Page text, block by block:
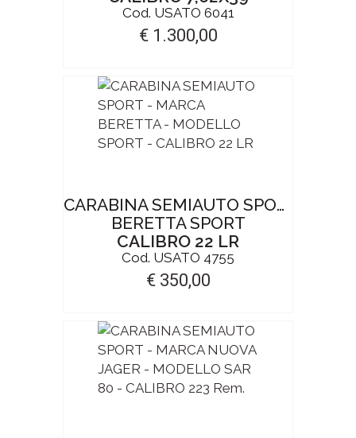
Cod. USATO 6041
€ 1.300,00
CARABINA SEMIAUTO SPORT
BERETTA SPORT
CALIBRO 22 LR
Cod. USATO 4755
€ 350,00